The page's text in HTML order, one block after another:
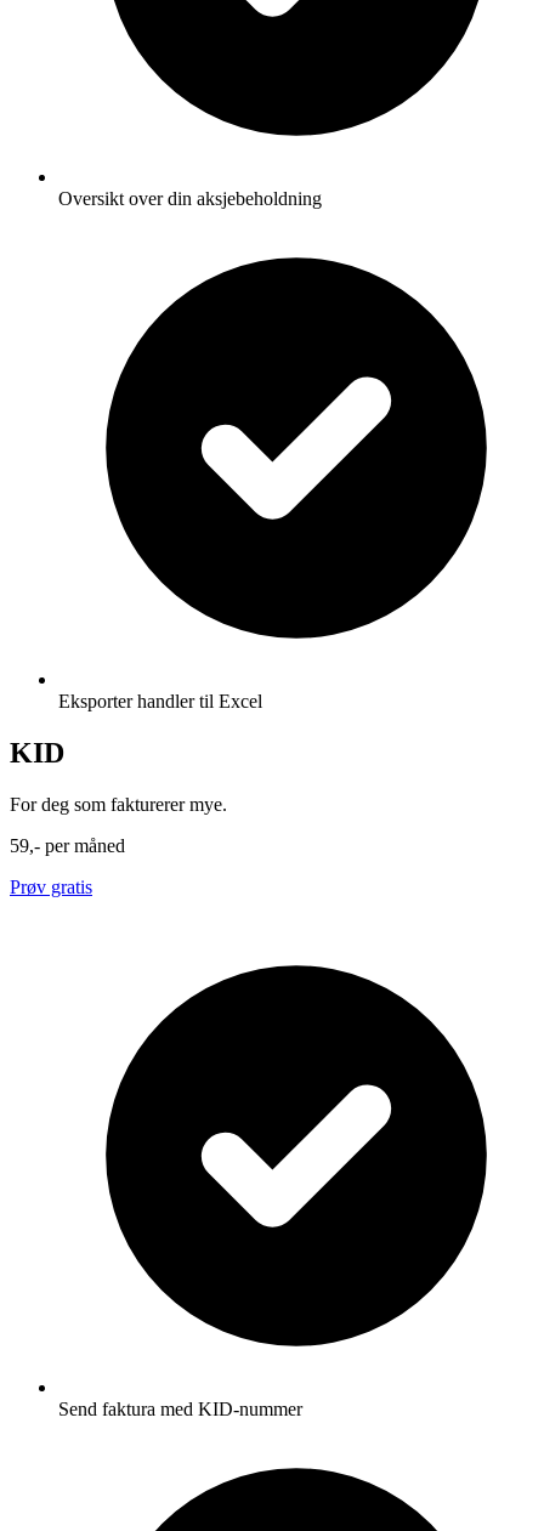
Oversikt over din aksjebeholdning
Eksporter handler til Excel
KID
For deg som fakturerer mye.
59,- per måned
Prøv gratis
Send faktura med KID-nummer